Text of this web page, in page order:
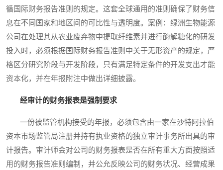
循国际财务报告准则的规定。这套全球通用的准则确保了财务信
息在不同国家和地区间的可比性与透明度。案例：绿洲生物能源
公司在处理其从农业废弃物中提取纤维素并进行酶解糖化的研发
投入时，必须根据国际财务报告准则中关于无形资产的规定，严
格区分研究阶段与开发阶段，只有满足特定条件的开发支出才能
资本化，并在年报附注中做出详细披露。
经审计的财务报表是强制要求
一份被监管机构接受的年报，必须包含由一家在沙特阿拉伯
资本市场监管局注册并持有执业资格的独立审计事务所出具的审
计报告。审计师会对公司的财务报表是否在所有重大方面按照适
用的财务报告准则编制，并公允反映公司的财务状况、经营成果